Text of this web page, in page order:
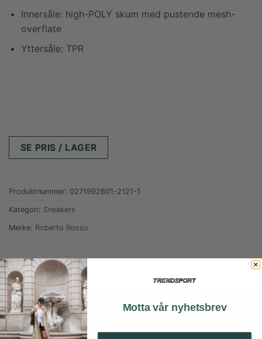
Innersåle: high-POLY skum med pustende mesh-
overflate
Yttersåle: TPR
SE PRIS / LAGER
Produktnummer: 0271992601-2121-1
Kategori: Sneakers
Merke: Roberto Rosso
Motta vår nyhetsbrev